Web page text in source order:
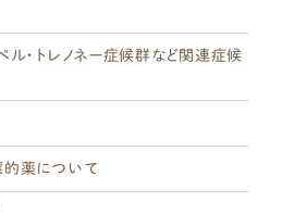
組み、
ル・トレノネー症候群など関連症候
的薬について